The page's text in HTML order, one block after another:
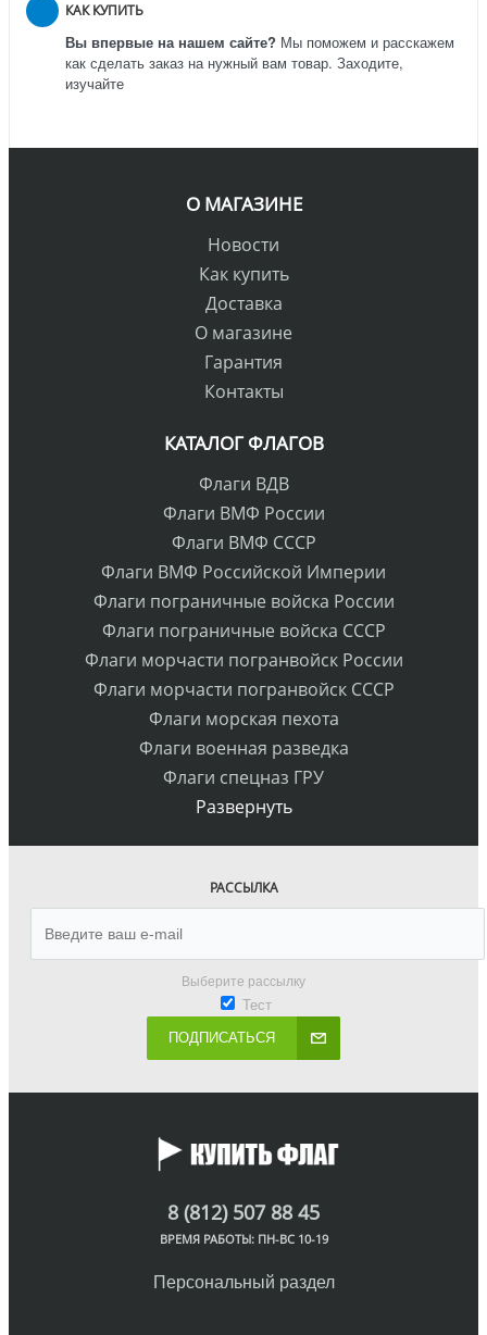
КАК КУПИТЬ
Вы впервые на нашем сайте? Мы поможем и расскажем
как сделать заказ на нужный вам товар. Заходите,
изучайте
О МАГАЗИНЕ
Новости
Как купить
Доставка
О магазине
Гарантия
Контакты
КАТАЛОГ ФЛАГОВ
Флаги ВДВ
Флаги ВМФ России
Флаги ВМФ СССР
Флаги ВМФ Российской Империи
Флаги пограничные войска России
Флаги пограничные войска СССР
Флаги морчасти погранвойск России
Флаги морчасти погранвойск СССР
Флаги морская пехота
Флаги военная разведка
Флаги спецназ ГРУ
Развернуть
РАССЫЛКА
Выберите рассылку
Тест
ПОДПИСАТЬСЯ
8 (812) 507 88 45
ВРЕМЯ РАБОТЫ: ПН-ВС 10-19
Персональный раздел